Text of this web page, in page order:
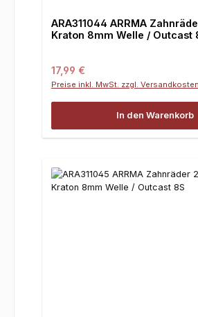
ARA311044 ARRMA Zahnräder
Kraton 8mm Welle / Outcast
Regulärer Preis:
17,99 €
Preise inkl. MwSt. zzgl. Versandkosten
In den Warenkorb